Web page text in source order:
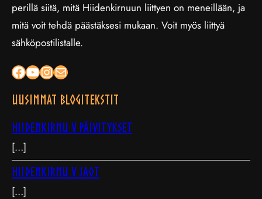
perillä siitä, mitä Hiidenkirnuun liittyen on meneillään, ja
mitä voit tehdä päästäksesi mukaan. Voit myös liittyä
sähköpostilistalle.
Facebook YouTube InstagramSähköposti
Uusimmat blogitekstit
Hiidenkirnu V päivitykset
[…]
Hiidenkirnu V jaot
[…]